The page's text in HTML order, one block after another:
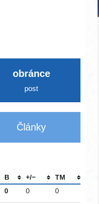
obránce
post
Články
B +/−
TM
0 0 0